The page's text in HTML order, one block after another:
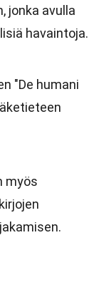
jonka avulla
havaintoja.
"De humani
myös